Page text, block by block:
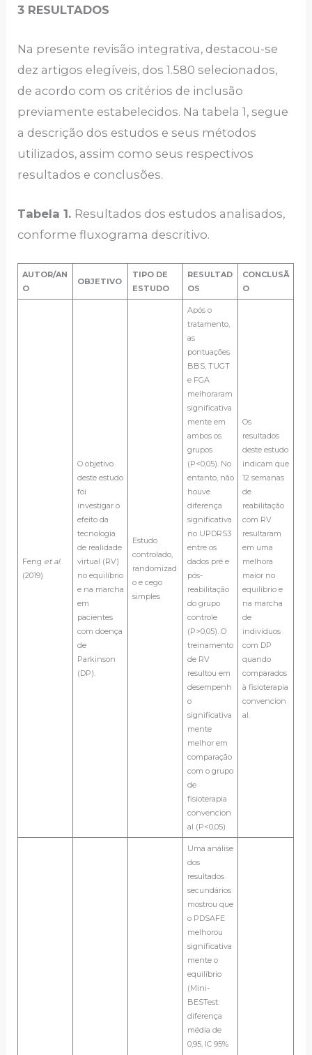
3 RESULTADOS
Na presente revisão integrativa, destacou-se
dez artigos elegíveis, dos 1.580 selecionados,
de acordo com os critérios de inclusão
previamente estabelecidos. Na tabela 1, segue
a descrição dos estudos e seus métodos
utilizados, assim como seus respectivos
resultados e conclusões.
Tabela 1. Resultados dos estudos analisados,
conforme fluxograma descritivo.
AUTOR/AN
O
OBJETIVO
TIPO DE
ESTUDO
RESULTAD
OS
CONCLUSÃ
O
Feng et al.
(2019)
O objetivo
deste estudo
foi
investigar o
efeito da
tecnologia
de realidade
virtual (RV)
no equilíbrio
e na marcha
em
pacientes
com doença
de
Parkinson
(DP).
Estudo
controlado,
randomizad
o e cego
simples
Após o
tratamento,
as
pontuações
BBS, TUGT
e FGA
melhoraram
significativa
mente em
ambos os
grupos
(P<0,05). No
entanto, não
houve
diferença
significativa
no UPDRS3
entre os
dados pré e
pós-
reabilitação
do grupo
controle
(P>0,05). O
treinamento
de RV
resultou em
desempenh
o
significativa
mente
melhor em
comparação
com o grupo
de
fisioterapia
convencion
al (P<0,05)
Os
resultados
deste estudo
indicam que
12 semanas
de
reabilitação
com RV
resultaram
em uma
melhora
maior no
equilíbrio e
na marcha
de
indivíduos
com DP
quando
comparados
à fisioterapia
convencion
al.
Uma análise
dos
resultados
secundários
mostrou que
o PDSAFE
melhorou
significativa
mente o
equilíbrio
(Mini-
BESTest:
diferença
média de
0,95, IC 95%